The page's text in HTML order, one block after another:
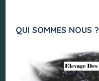
QUI SOMMES NOUS ?